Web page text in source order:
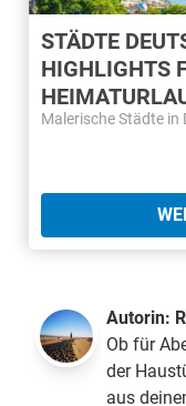
STÄDTE
HIGHLIGHTS
Malerische Städte in
Autorin:
Ob für
der
aus